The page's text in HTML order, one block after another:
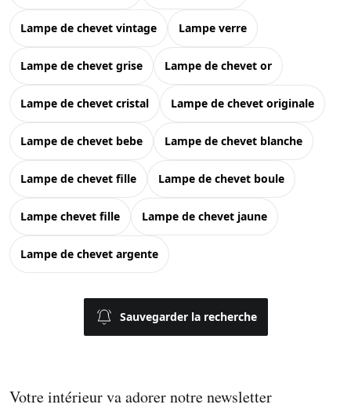
lampe de chevet vintage lampe verre
lampe de chevet grise lampe de chevet or
lampe de chevet cristal lampe de chevet originale
lampe de chevet bebe lampe de chevet blanche
lampe de chevet fille lampe de chevet boule
lampe chevet fille lampe de chevet jaune
lampe de chevet argente
Sauvegarder la recherche
Votre intérieur va adorer notre newsletter